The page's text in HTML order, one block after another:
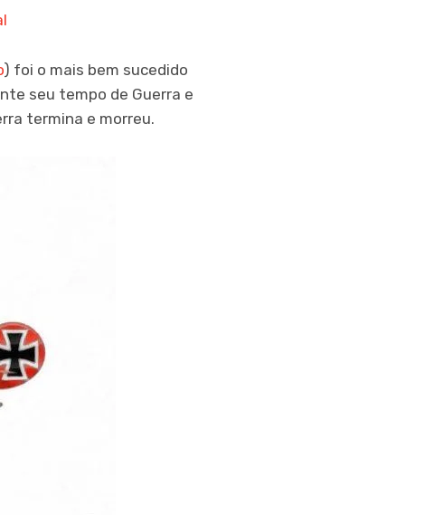
) foi o mais bem sucedido
seu tempo de Guerra e
termina e morreu.